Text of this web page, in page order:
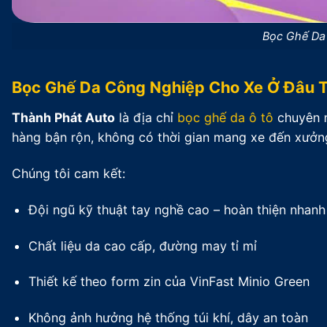
Bọc Ghế
Bọc Ghế Da Công Nghiệp Cho Xe Ở Đâu
Thành Phát Auto là địa chỉ bọc ghế da ô tô chuyên
hàng bận rộn, không có thời gian mang xe đến
Chúng tôi cam kết:
Đội ngũ kỹ thuật tay nghề cao – hoàn thiện
Chất liệu da cao cấp, đường may tỉ mỉ
Thiết kế theo form zin của VinFast Minio Green
Không ảnh hưởng hệ thống túi khí, dây an toàn